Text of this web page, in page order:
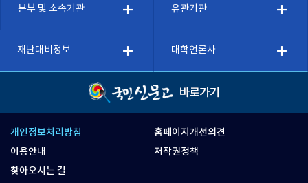
본부 및 소속기관 유관기관
재난대비정보 대학언론사
개인정보처리방침
홈페이지개선의견
이용안내
저작권정책
찾아오시는 길